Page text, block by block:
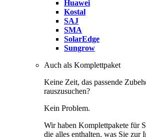
Huawei
Kostal
SAJ
SMA
SolarEdge
Sungrow
Auch als Komplettpaket
Keine Zeit, das passende
rauszusuchen?
Kein Problem.
Wir haben Komplettpakete für
die alles enthalten, was Sie zur